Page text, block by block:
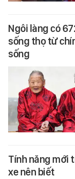
Ngôi làng có
sống thọ từ
sống
Tính năng mới
xe nên biết